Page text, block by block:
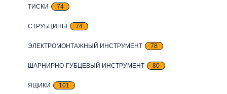
ТИСКИ 74
СТРУБЦИНЫ 74
ЭЛЕКТРОМОНТАЖНЫЙ ИНСТРУМЕНТ 78
ШАРНИРНО-ГУБЦЕВЫЙ ИНСТРУМЕНТ 80
ЯЩИКИ 101